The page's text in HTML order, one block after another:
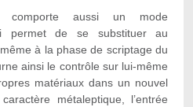
aussi un mode
permet de se substituer au
à la phase de scriptage du
ainsi le contrôle sur lui-même
matériaux dans un nouvel
métaleptique, l’entrée